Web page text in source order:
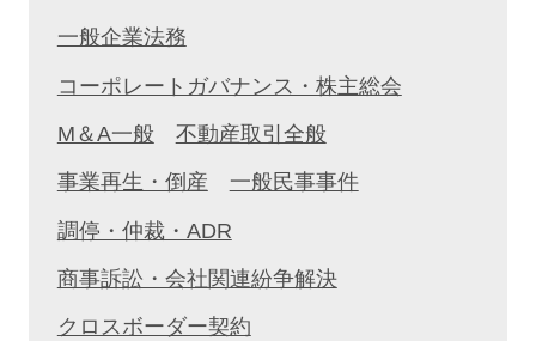
一般企業法務
コーポレートガバナンス・株主総会
M＆A一般 不動産取引全般
事業再生・倒産 一般民事事件
調停・仲裁・ADR
商事訴訟・会社関連紛争解決
クロスボーダー契約